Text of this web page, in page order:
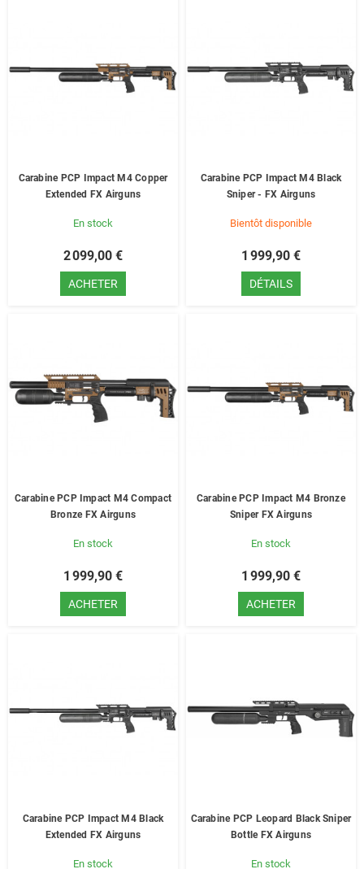
Carabine PCP Impact M4 Copper
Extended FX Airguns
En stock
2 099,00 €
ACHETER
Carabine PCP Impact M4 Black
Sniper - FX Airguns
Bientôt disponible
1 999,90 €
DÉTAILS
Carabine PCP Impact M4 Compact
Bronze FX Airguns
En stock
1 999,90 €
ACHETER
Carabine PCP Impact M4 Bronze
Sniper FX Airguns
En stock
1 999,90 €
ACHETER
Carabine PCP Impact M4 Black
Extended FX Airguns
En stock
Carabine PCP Leopard Black Sniper
Bottle FX Airguns
En stock